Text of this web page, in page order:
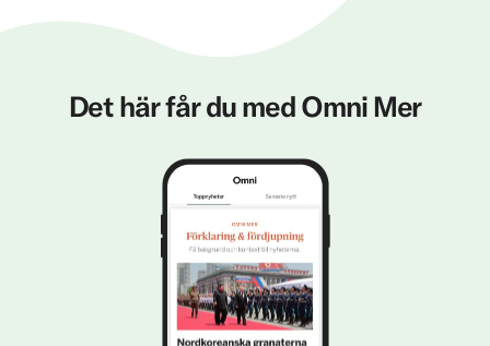
Det här får du med Omni Mer